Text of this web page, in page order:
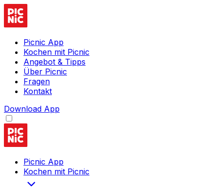
Picnic App
Kochen mit Picnic
Angebot & Tipps
Über Picnic
Fragen
Kontakt
Download App
Picnic App
Kochen mit Picnic